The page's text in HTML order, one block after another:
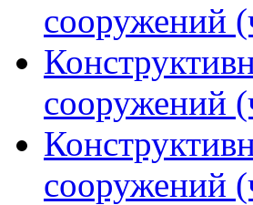
сооружений
сооружений
сооружений